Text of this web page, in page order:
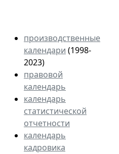
производственные
календари (1998-
2023)
правовой
календарь
календарь
статистической
отчетности
календарь
кадровика